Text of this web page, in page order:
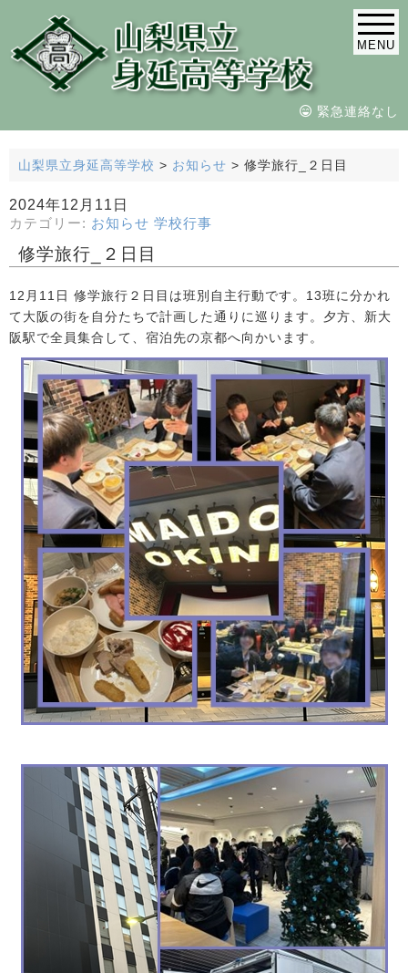
MENU
緊急連絡なし
山梨県立身延高等学校 > お知らせ > 修学旅行_２日目
2024年12月11日
カテゴリー: お知らせ 学校行事
修学旅行_２日目
12月11日 修学旅行２日目は班別自主行動です。13班に分かれ
て大阪の街を自分たちで計画した通りに巡ります。夕方、新大
阪駅で全員集合して、宿泊先の京都へ向かいます。